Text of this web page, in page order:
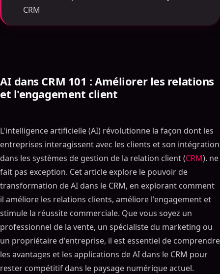
CRM
AI dans CRM 101 : Améliorer les relations
et l'engagement client
L'intelligence artificielle (AI) révolutionne la façon dont les
entreprises interagissent avec les clients et son intégration
dans les systèmes de gestion de la relation client (CRM). ne
fait pas exception. Cet article explore le pouvoir de
transformation de AI dans le CRM, en explorant comment
il améliore les relations clients, améliore l'engagement et
stimule la réussite commerciale. Que vous soyez un
professionnel de la vente, un spécialiste du marketing ou
un propriétaire d'entreprise, il est essentiel de comprendre
les avantages et les applications de AI dans le CRM pour
rester compétitif dans le paysage numérique actuel.